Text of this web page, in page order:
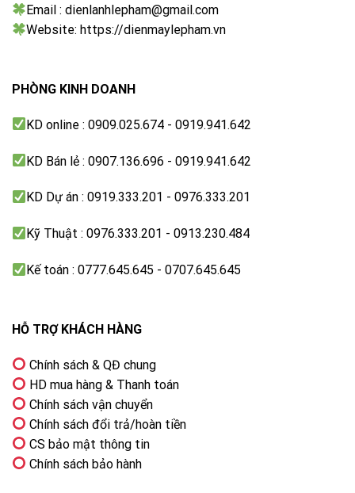
sắc, giúp hình ảnh trở nên sống động và tự nhiên hơn.
Motion Xcelerator hiển thị chuyển động
mượt
Motion Xceleratorgiúp giảm hiện tượng nhòe hình
trong các cảnh chuyển động nhanh, mang lại trải
nghiệm xem thể thao hoặc phim hành động mượt mà
hơn.
Email : dienlanhlepham@gmail.com
Website: https://dienmaylepham.vn
PHÒNG KINH DOANH
KD online : 0909.025.674 - 0919.941.642
KD Bán lẻ : 0907.136.696 - 0919.941.642
KD Dự án : 0919.333.201 - 0976.333.201
Kỹ Thuật : 0976.333.201 - 0913.230.484
Kế toán : 0777.645.645 - 0707.645.645
HỖ TRỢ KHÁCH HÀNG
Chính sách & QĐ chung
HD mua hàng & Thanh toán
Chính sách vận chuyển
Chính sách đổi trả/hoàn tiền
CS bảo mật thông tin
Chính sách bảo hành